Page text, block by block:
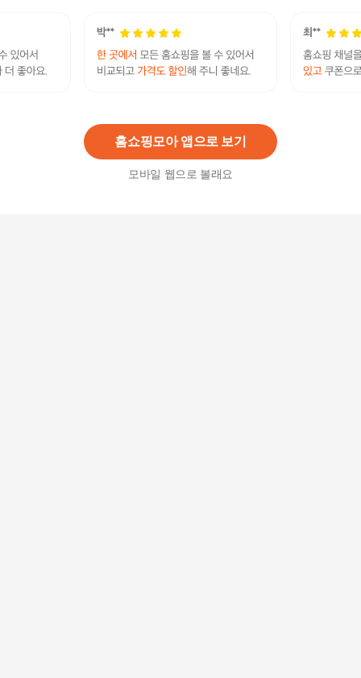
홈쇼핑모아 앱으로 보기
모바일 웹으로 볼래요
[체험특가]케라시스 프로폴리스 트리트먼트 1LX2